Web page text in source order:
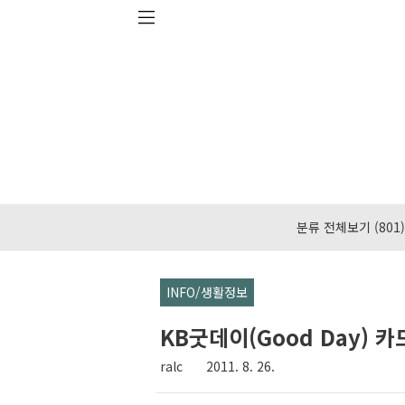
분류 전체보기 (801)
INFO/생활정보
KB굿데이(Good Day) 카
ralc 2011. 8. 26.